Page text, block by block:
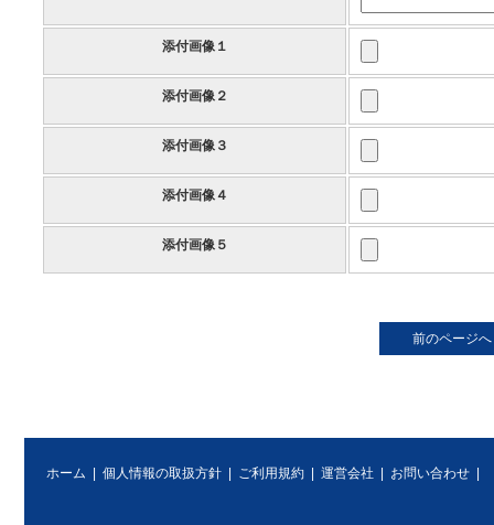
添付画像１
添付画像２
添付画像３
添付画像４
添付画像５
前のページへ
ホーム 個人情報の取扱方針 ご利用規約 運営会社 お問い合わせ